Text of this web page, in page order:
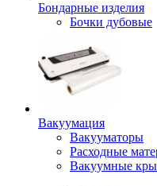
Бондарные изделия
Бочки дубовые
Вакуумация
Вакууматоры
Расходные
Вакуумные